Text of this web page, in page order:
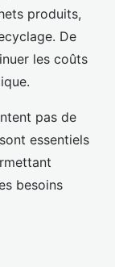
produits,
De
les coûts
pas de
essentiels
besoins